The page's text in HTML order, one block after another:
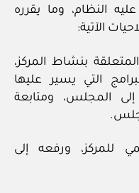
النظام، وما يقرره
الآتية:
بنشاط المركز،
التي يسير عليها
المجلس، ومتابعة
للمركز، ورفعه إلى